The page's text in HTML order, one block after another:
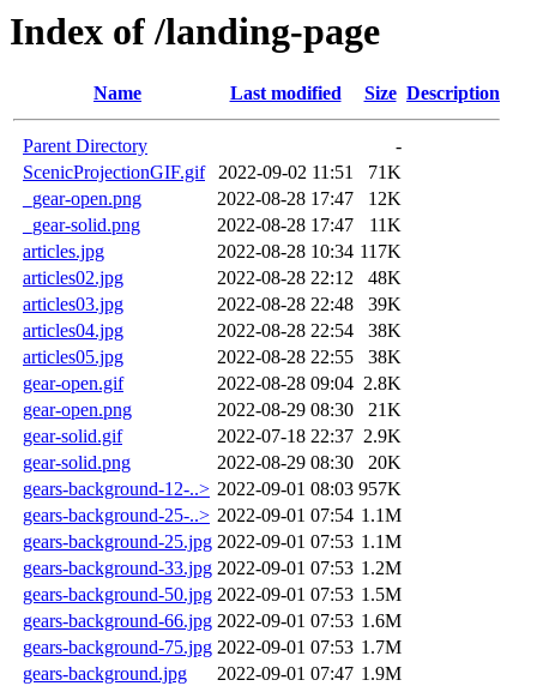
Index of /landing-page
Name Last modified Size Description
Parent Directory
-
ScenicProjectionGIF.gif
2022-09-02 11:51
71K
_gear-open.png
2022-08-28 17:47
12K
_gear-solid.png
2022-08-28 17:47
11K
articles.jpg
2022-08-28 10:34 117K
articles02.jpg
2022-08-28 22:12
48K
articles03.jpg
2022-08-28 22:48
39K
articles04.jpg
2022-08-28 22:54
38K
articles05.jpg
2022-08-28 22:55
38K
gear-open.gif
2022-08-28 09:04 2.8K
gear-open.png
2022-08-29 08:30
21K
gear-solid.gif
2022-07-18 22:37 2.9K
gear-solid.png
2022-08-29 08:30
20K
gears-background-12-..> 2022-09-01 08:03 957K
gears-background-25-..> 2022-09-01 07:54 1.1M
gears-background-25.jpg 2022-09-01 07:53 1.1M
gears-background-33.jpg 2022-09-01 07:53 1.2M
gears-background-50.jpg 2022-09-01 07:53 1.5M
gears-background-66.jpg 2022-09-01 07:53 1.6M
gears-background-75.jpg 2022-09-01 07:53 1.7M
gears-background.jpg
2022-09-01 07:47 1.9M